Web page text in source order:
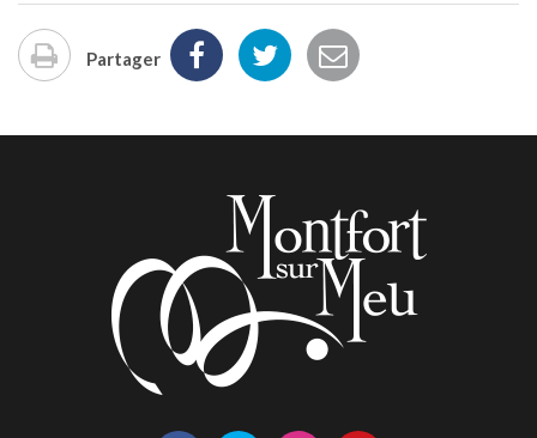
Imprimer
Partager